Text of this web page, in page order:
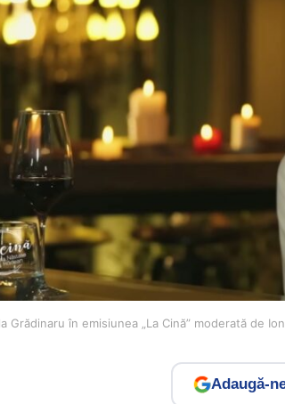
Grădinaru în emisiunea „La Cină” moderată de
Adaugă-